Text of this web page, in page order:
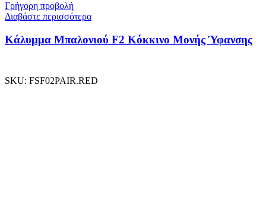
Γρήγορη προβολή
Διαβάστε περισσότερα
Κάλυμμα Μπαλονιού F2 Κόκκινο Μονής Ύφανσης
SKU: FSF02PAIR.RED